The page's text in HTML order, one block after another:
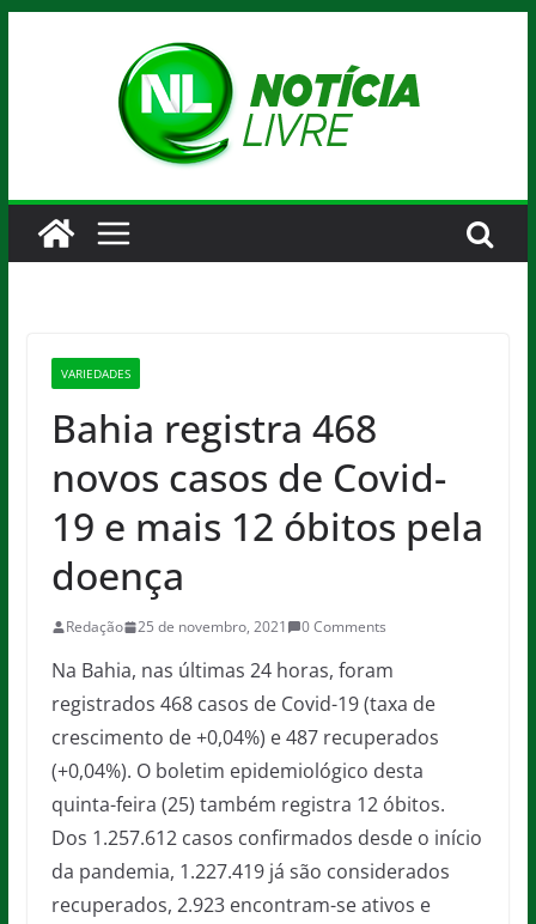
VARIEDADES
Bahia registra 468
novos casos de Covid-
19 e mais 12 óbitos pela
doença
Redação 25 de novembro, 2021 0 Comments
Na Bahia, nas últimas 24 horas, foram
registrados 468 casos de Covid-19 (taxa de
crescimento de +0,04%) e 487 recuperados
(+0,04%). O boletim epidemiológico desta
quinta-feira (25) também registra 12 óbitos.
Dos 1.257.612 casos confirmados desde o início
da pandemia, 1.227.419 já são considerados
recuperados, 2.923 encontram-se ativos e